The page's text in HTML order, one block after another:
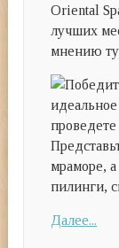
Oriental
лучших
мнению
мраморе,
пилинги,
Далее...